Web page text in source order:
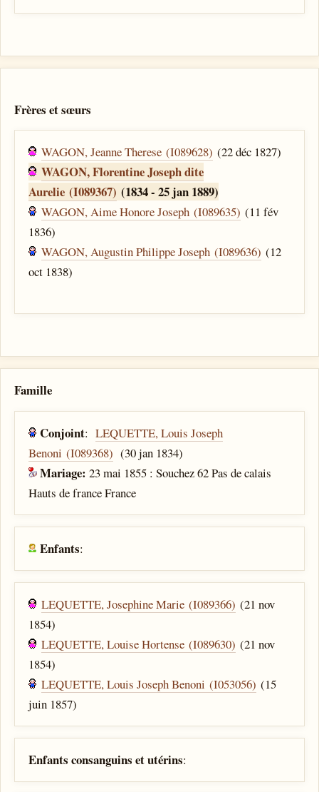
Frères et sœurs
WAGON, Jeanne Therese (I089628) (22 déc 1827)
WAGON, Florentine Joseph dite
Aurelie (I089367) (1834 - 25 jan 1889)
WAGON, Aime Honore Joseph (I089635) (11 fév
1836)
WAGON, Augustin Philippe Joseph (I089636) (12
oct 1838)
Famille
Conjoint:LEQUETTE, Louis Joseph
Benoni (I089368) (30 jan 1834)
Mariage:23 mai 1855 : Souchez 62 Pas de calais
Hauts de france France
Enfants:
LEQUETTE, Josephine Marie (I089366) (21 nov
1854)
LEQUETTE, Louise Hortense (I089630) (21 nov
1854)
LEQUETTE, Louis Joseph Benoni (I053056) (15
juin 1857)
Enfants consanguins et utérins: